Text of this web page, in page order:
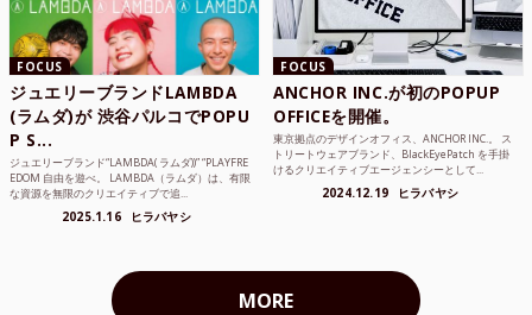
FOCUS
ジュエリーブランドLAMBDA
(ラムダ)が 渋谷パルコでPOPU
P S...
ジュエリーブランド“LAMBDA( ラムダ))” “PLAYFRE
EDOM 自由を遊べ。 LAMBDA（ラムダ）は、有限
な資源を無限のクリエイティブで追...
2025.1.16 ヒラバヤシ
FOCUS
ANCHOR INC.が初のPOPUP
OFFICEを開催。
東京拠点のデザインオフィス、ANCHOR INC.。 ス
トリートウェアブランド、BlackEyePatch を手掛
けるクリエイティブエージェンシーとして...
2024.12.19 ヒラバヤシ
MORE